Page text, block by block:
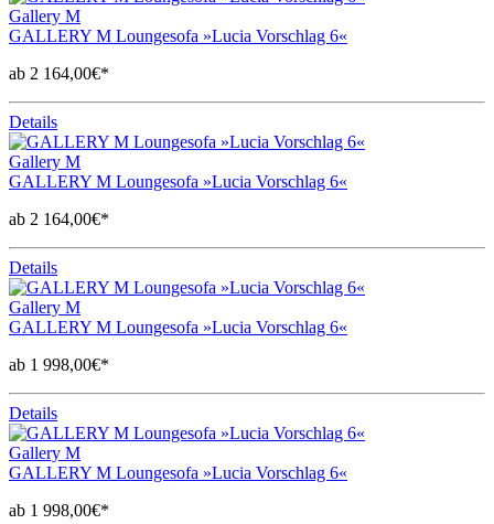
Gallery M
GALLERY M Loungesofa »Lucia Vorschlag 6«
ab 2 164,00€*
Details
Gallery M
GALLERY M Loungesofa »Lucia Vorschlag 6«
ab 2 164,00€*
Details
Gallery M
GALLERY M Loungesofa »Lucia Vorschlag 6«
ab 1 998,00€*
Details
Gallery M
GALLERY M Loungesofa »Lucia Vorschlag 6«
ab 1 998,00€*